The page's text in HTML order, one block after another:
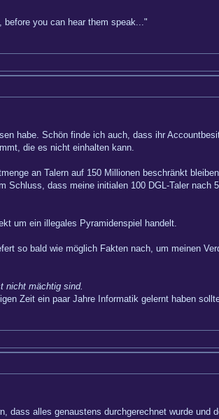
you can hear them speak..."
habe. Schön finde ich auch, dass ihr
die es nicht einhalten kann.
an Talern auf 150 Millionen beschränkt
Schluss, dass meine initialen 100 DGL-Taler nach
um ein illegales Pyramidenspiel handelt.
so bald wie möglich Fakten nach, um meinen
nicht mächtig sind.
Zeit ein paar Jahre Informatik gelernt haben
dass alles genaustens durchgerechnet wurde und